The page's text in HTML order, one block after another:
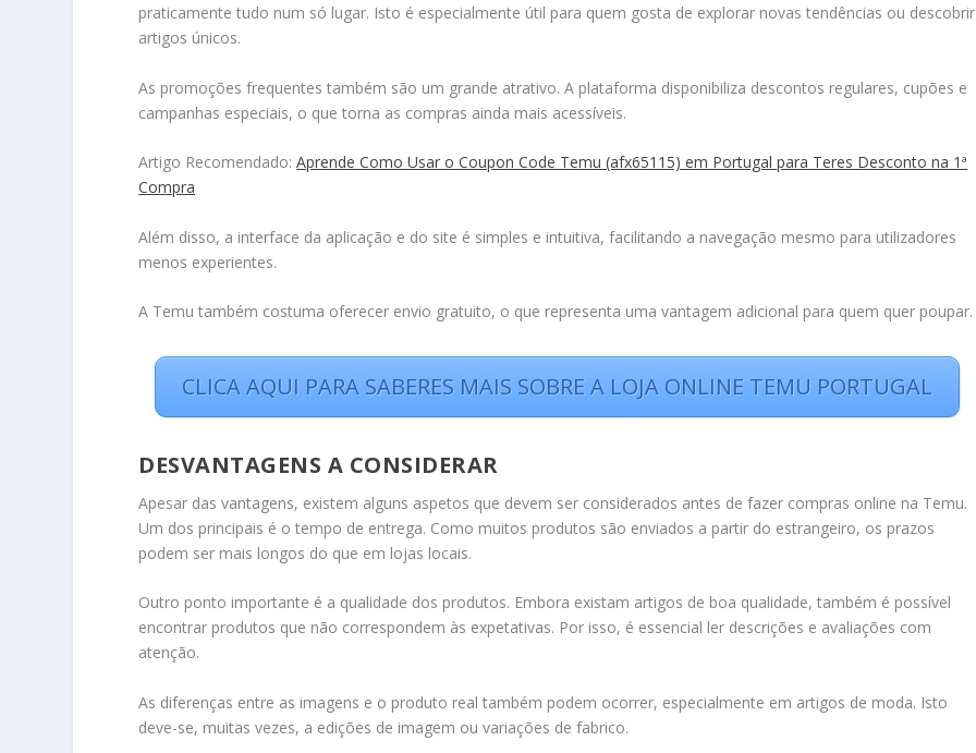
praticamente tudo num só lugar. Isto é especialmente útil para quem gosta de explorar novas tendências ou descobrir
artigos únicos.
As promoções frequentes também são um grande atrativo. A plataforma disponibiliza descontos regulares, cupões e
campanhas especiais, o que torna as compras ainda mais acessíveis.
Artigo Recomendado:Aprende Como Usar o Coupon Code Temu (afx65115) em Portugal para Teres Desconto na 1ª
Compra
Além disso, a interface da aplicação e do site é simples e intuitiva, facilitando a navegação mesmo para utilizadores
menos experientes.
A Temu também costuma oferecer envio gratuito, o que representa uma vantagem adicional para quem quer poupar.
CLICA AQUI PARA SABERES MAIS SOBRE A LOJA ONLINE TEMU PORTUGAL
DESVANTAGENS A CONSIDERAR
Apesar das vantagens, existem alguns aspetos que devem ser considerados antes de fazer compras online na Temu.
Um dos principais é o tempo de entrega. Como muitos produtos são enviados a partir do estrangeiro, os prazos
podem ser mais longos do que em lojas locais.
Outro ponto importante é a qualidade dos produtos. Embora existam artigos de boa qualidade, também é possível
encontrar produtos que não correspondem às expetativas. Por isso, é essencial ler descrições e avaliações com
atenção.
As diferenças entre as imagens e o produto real também podem ocorrer, especialmente em artigos de moda. Isto
deve-se, muitas vezes, a edições de imagem ou variações de fabrico.